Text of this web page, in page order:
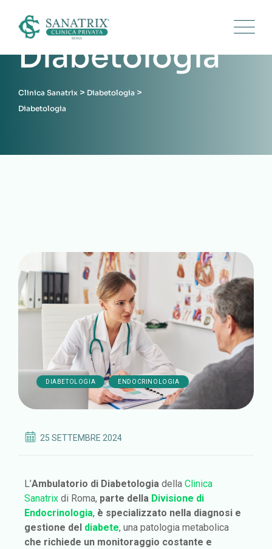
Diabetologia
Clinica Sanatrix > Diabetologia >
Diabetologia
DIABETOLOGIA , ENDOCRINOLOGIA
25 SETTEMBRE 2024
L’Ambulatorio di Diabetologia della Clinica
Sanatrix di Roma, parte della Divisione di
Endocrinologia, è specializzato nella diagnosi e
gestione del diabete, una patologia metabolica
che richiede un monitoraggio costante e